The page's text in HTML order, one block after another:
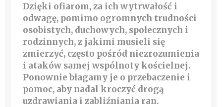
Dzięki ofiarom, za ich wytrwałość i
odwagę, pomimo ogromnych trudności
osobistych, duchowych, społecznych i
rodzinnych, z jakimi musieli się
zmierzyć, często pośród niezrozumienia
i ataków samej wspólnoty kościelnej.
Ponownie błagamy je o przebaczenie i
pomoc, aby nadal kroczyć drogą
uzdrawiania i zabliźniania ran.